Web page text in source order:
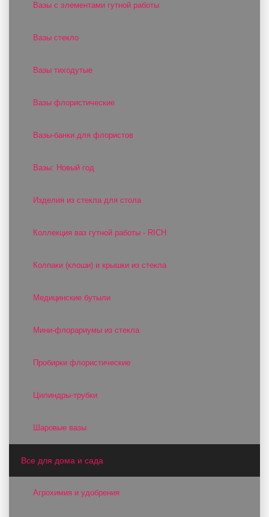
Вазы с элементами гутной работы
Вазы стекло
Вазы тиходутые
Вазы флористические
Вазы-банки для флористов
Вазы: Новый год
Изделия из стекла для стола
Коллекция ваз гутной работы - RICH
Колпаки (клоши) и крышки из стекла
Медицинские бутыли
Мини-флорариумы из стекла
Пробирки флористические
Цилиндры-трубки
Шаровые вазы
Все для дома и сада
Агрохимия и удобрения